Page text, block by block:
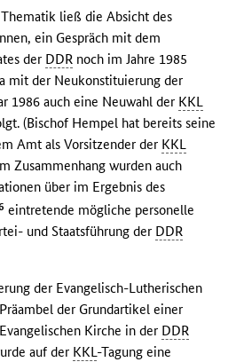
ließ die Absicht des
ein Gespräch mit dem
der DDR noch im Jahre 1985
mit der Neukonstituierung der
1986 auch eine Neuwahl der KKL
(Bischof Hempel hat bereits seine
Amt als Vorsitzender der KKL
Zusammenhang wurden auch
über im Ergebnis des
eintretende mögliche personelle
und Staatsführung der DDR
der Evangelisch-Lutherischen
der Grundartikel einer
Kirche in der DDR
auf der KKL-Tagung eine